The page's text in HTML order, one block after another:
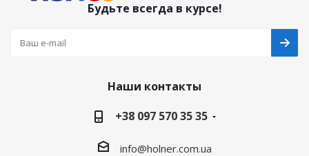
Будьте всегда в курсе!
Наши контакты
+38 097 570 35 35
info@holner.com.ua